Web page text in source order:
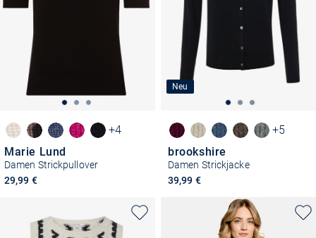
+4
Marie Lund
Damen Strickpullover
29,99 €
Neu
+5
brookshire
Damen Strickjacke
39,99 €